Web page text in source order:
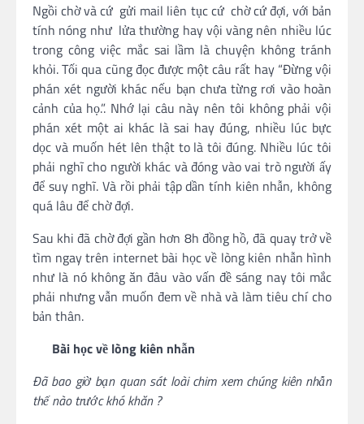
Ngồi chờ và cứ gửi mail liên tục cứ chờ cứ đợi, với bản
tính nóng như lửa thường hay vội vàng nên nhiều lúc
trong công việc mắc sai lầm là chuyện không tránh
khỏi. Tối qua cũng đọc được một câu rất hay “Đừng vội
phán xét người khác nếu bạn chưa từng rơi vào hoàn
cảnh của họ.”. Nhớ lại câu này nên tôi không phải vội
phán xét một ai khác là sai hay đúng, nhiều lúc bực
dọc và muốn hét lên thật to là tôi đúng. Nhiều lúc tôi
phải nghĩ cho người khác và đóng vào vai trò người ấy
để suy nghĩ. Và rồi phải tập dần tính kiên nhẫn, không
quá lâu để chờ đợi.
Sau khi đã chờ đợi gần hơn 8h đồng hồ, đã quay trở về
tìm ngay trên internet bài học về lòng kiên nhẫn hình
như là nó không ăn đâu vào vấn đề sáng nay tôi mắc
phải nhưng vẫn muốn đem về nhà và làm tiêu chí cho
bản thân.
Bài học về lòng kiên nhẫn
Đã bao giờ bạn quan sát loài chim xem chúng kiên nhẫn
thế nào trước khó khăn ?